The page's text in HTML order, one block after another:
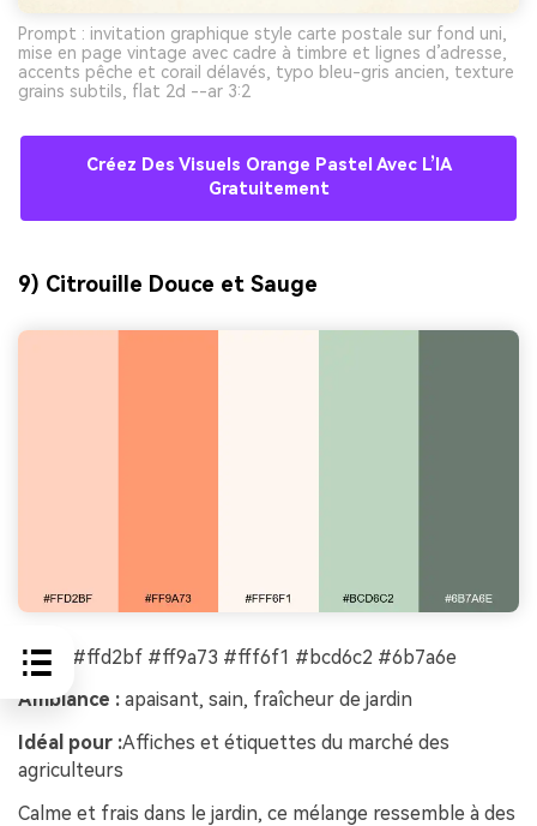
Prompt : invitation graphique style carte postale sur fond uni,
mise en page vintage avec cadre à timbre et lignes d’adresse,
accents pêche et corail délavés, typo bleu-gris ancien, texture
grains subtils, flat 2d --ar 3:2
Créez Des Visuels Orange Pastel Avec L’IA
Gratuitement
9) Citrouille Douce et Sauge
HEX :
#ffd2bf #ff9a73 #fff6f1 #bcd6c2 #6b7a6e
Ambiance : apaisant, sain, fraîcheur de jardin
Idéal pour :Affiches et étiquettes du marché des
agriculteurs
Calme et frais dans le jardin, ce mélange ressemble à des